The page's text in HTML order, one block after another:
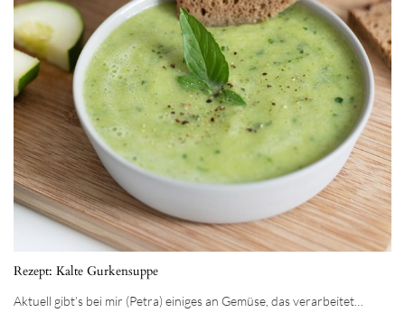
Rezept: Kalte Gurkensuppe
Aktuell gibt’s bei mir (Petra) einiges an Gemüse, das verarbeitet…